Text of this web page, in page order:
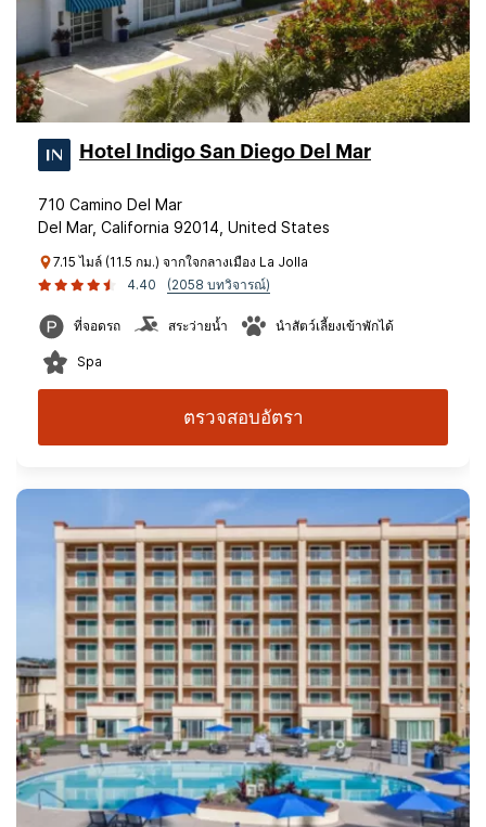
Hotel Indigo San Diego Del Mar
710 Camino Del Mar
Del Mar, California 92014, United States
7.15 ไมล์ (11.5 กม.) จากใจกลางเมือง La Jolla
4.40
(2058 บทวิจารณ์)
ที่จอดรถ สระว่ายน้ำ นำสัตว์เลี้ยงเข้าพักได้
Spa
ตรวจสอบอัตรา